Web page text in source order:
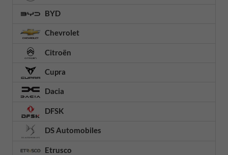
BYD
Chevrolet
Citroën
Cupra
Dacia
DFSK
DS Automobiles
Etrusco